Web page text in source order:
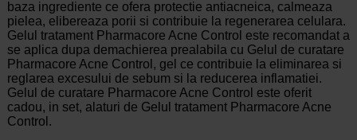
baza ingrediente ce ofera protectie antiacneica, calmeaza
pielea, elibereaza porii si contribuie la regenerarea celulara.
Gelul tratament Pharmacore Acne Control este recomandat a
se aplica dupa demachierea prealabila cu Gelul de curatare
Pharmacore Acne Control, gel ce contribuie la eliminarea si
reglarea excesului de sebum si la reducerea inflamatiei.
Gelul de curatare Pharmacore Acne Control este oferit
cadou, in set, alaturi de Gelul tratament Pharmacore Acne
Control.